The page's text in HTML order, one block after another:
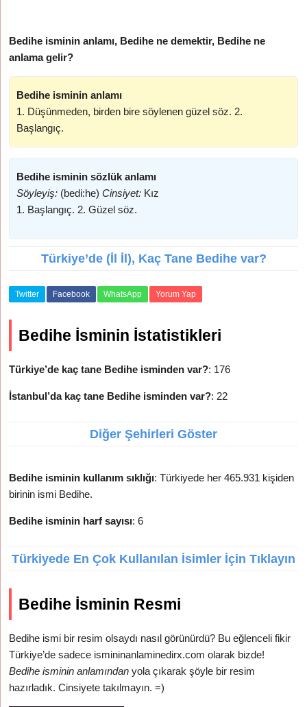
Bedihe isminin anlamı, Bedihe ne demektir, Bedihe ne
anlama gelir?
Bedihe isminin anlamı
1. Düşünmeden, birden bire söylenen güzel söz. 2.
Başlangıç.
Bedihe isminin sözlük anlamı
Söyleyiş: (bedi:he)Cinsiyet: Kız
1. Başlangıç. 2. Güzel söz.
Türkiye’de (İl İl), Kaç Tane Bedihe var?
Twitter Facebook WhatsApp Yorum Yap
Bedihe İsminin İstatistikleri
Türkiye’de kaç tane Bedihe isminden var?: 176
İstanbul’da kaç tane Bedihe isminden var?: 22
Diğer Şehirleri Göster
Bedihe isminin kullanım sıklığı: Türkiyede her 465.931 kişiden
birinin ismi Bedihe.
Bedihe isminin harf sayısı: 6
Türkiyede En Çok Kullanılan İsimler İçin Tıklayın
Bedihe İsminin Resmi
Bedihe ismi bir resim olsaydı nasıl görünürdü? Bu eğlenceli fikir
Türkiye’de sadece ismininanlaminedirx.com olarak bizde!
Bedihe isminin anlamından yola çıkarak şöyle bir resim
hazırladık. Cinsiyete takılmayın. =)